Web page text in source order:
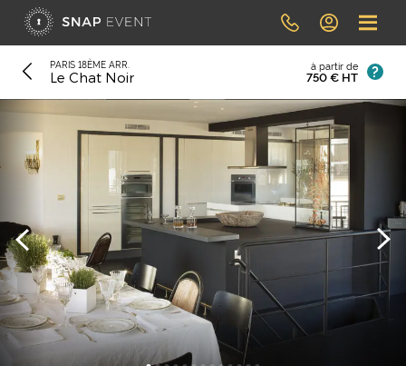
PARIS 18ÈME ARR.
Le Chat Noir
à partir de
750 € HT